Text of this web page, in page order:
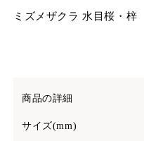
ミズメザクラ 水目桜・梓
商品の詳細
サイズ(mm)